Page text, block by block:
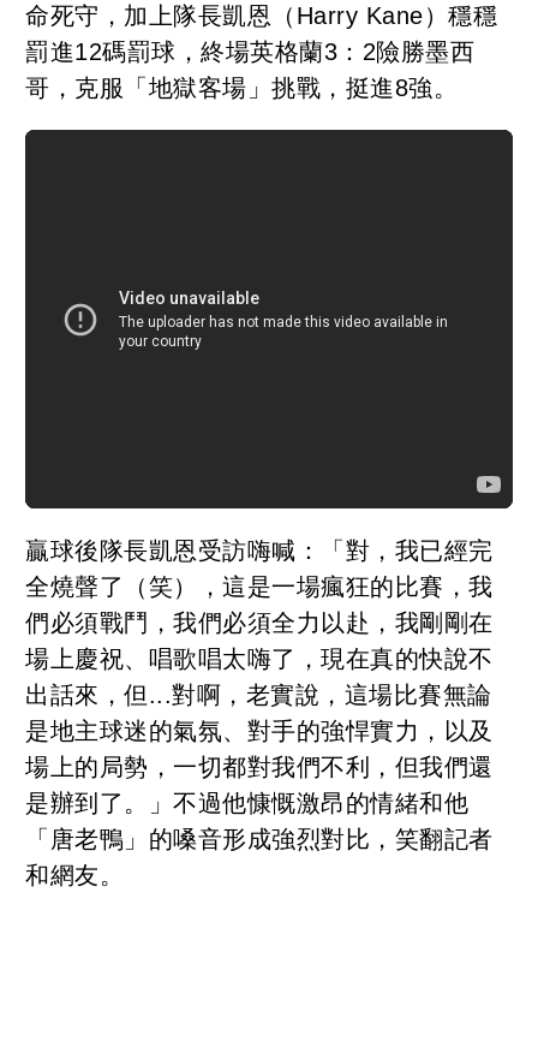
命死守，加上隊長凱恩（Harry Kane）穩穩
罰進12碼罰球，終場英格蘭3：2險勝墨西
哥，克服「地獄客場」挑戰，挺進8強。
贏球後隊長凱恩受訪嗨喊：「對，我已經完
全燒聲了（笑），這是一場瘋狂的比賽，我
們必須戰鬥，我們必須全力以赴，我剛剛在
場上慶祝、唱歌唱太嗨了，現在真的快說不
出話來，但...對啊，老實說，這場比賽無論
是地主球迷的氣氛、對手的強悍實力，以及
場上的局勢，一切都對我們不利，但我們還
是辦到了。」不過他慷慨激昂的情緒和他
「唐老鴨」的嗓音形成強烈對比，笑翻記者
和網友。